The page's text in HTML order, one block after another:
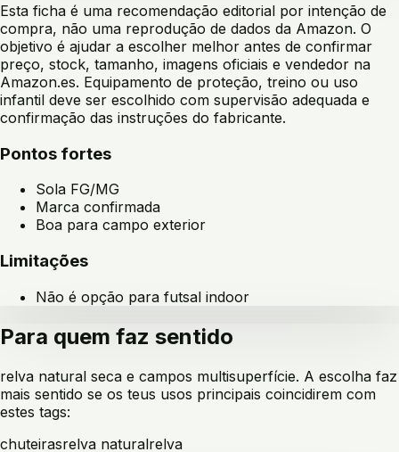
Esta ficha é uma recomendação editorial por intenção de
compra, não uma reprodução de dados da Amazon. O
objetivo é ajudar a escolher melhor antes de confirmar
preço, stock, tamanho, imagens oficiais e vendedor na
Amazon.es. Equipamento de proteção, treino ou uso
infantil deve ser escolhido com supervisão adequada e
confirmação das instruções do fabricante.
Pontos fortes
Sola FG/MG
Marca confirmada
Boa para campo exterior
Limitações
Não é opção para futsal indoor
Para quem faz sentido
relva natural seca e campos multisuperfície. A escolha faz
mais sentido se os teus usos principais coincidirem com
estes tags:
chuteirasrelva naturalrelva